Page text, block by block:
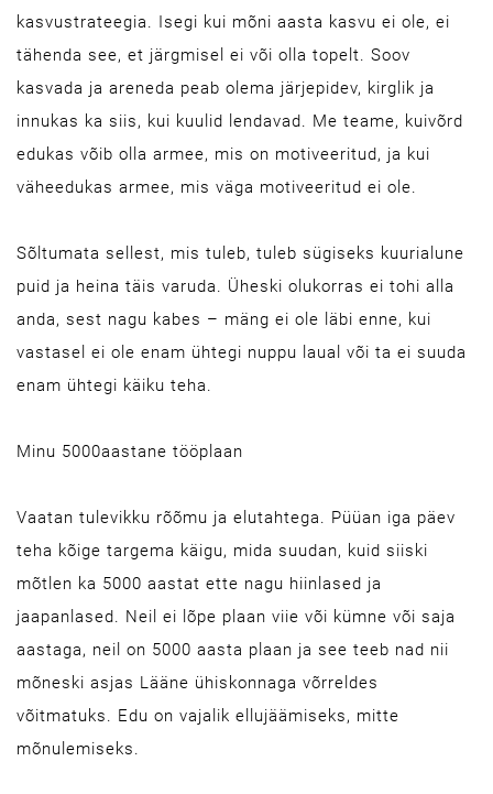
kasvustrateegia. Isegi kui mõni aasta kasvu ei ole, ei
tähenda see, et järgmisel ei või olla topelt. Soov
kasvada ja areneda peab olema järjepidev, kirglik ja
innukas ka siis, kui kuulid lendavad. Me teame, kuivõrd
edukas võib olla armee, mis on motiveeritud, ja kui
väheedukas armee, mis väga motiveeritud ei ole.
Sõltumata sellest, mis tuleb, tuleb sügiseks kuurialune
puid ja heina täis varuda. Üheski olukorras ei tohi alla
anda, sest nagu kabes – mäng ei ole läbi enne, kui
vastasel ei ole enam ühtegi nuppu laual või ta ei suuda
enam ühtegi käiku teha.
Minu 5000aastane tööplaan
Vaatan tulevikku rõõmu ja elutahtega. Püüan iga päev
teha kõige targema käigu, mida suudan, kuid siiski
mõtlen ka 5000 aastat ette nagu hiinlased ja
jaapanlased. Neil ei lõpe plaan viie või kümne või saja
aastaga, neil on 5000 aasta plaan ja see teeb nad nii
mõneski asjas Lääne ühiskonnaga võrreldes
võitmatuks. Edu on vajalik ellujäämiseks, mitte
mõnulemiseks.